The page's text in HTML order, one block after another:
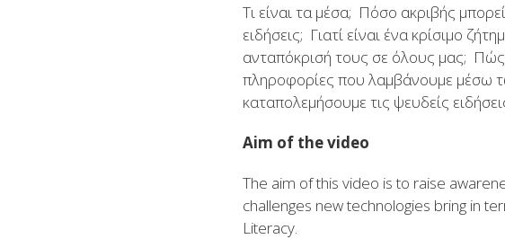
Τι είναι τα μέσα; Πόσο ακριβής
ειδήσεις; Γιατί είναι ένα κρίσιμο
ανταπόκρισή τους σε όλους μας; Πώς
πληροφορίες που λαμβάνουμε μέσω
καταπολεμήσουμε τις ψευδείς
Aim of the video
The aim of this video is to raise
challenges new technologies bring in
Literacy.